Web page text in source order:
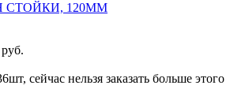
СТОЙКИ, 120ММ
сейчас нельзя заказать больше этого